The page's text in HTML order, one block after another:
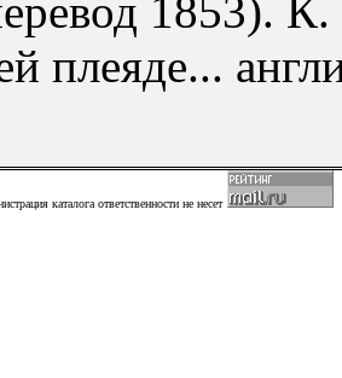
1853).
плеяде...
каталога ответственности не несет